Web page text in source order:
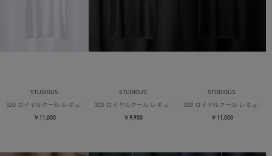
STUDIOUS
32G ロイヤルクール レギュラーTシャツ
￥11,000
STUDIOUS
32G ロイヤルクール レギュラーTシャツ
￥9,900
STUDIOUS
32G ロイヤルクール レギュラー
￥11,000